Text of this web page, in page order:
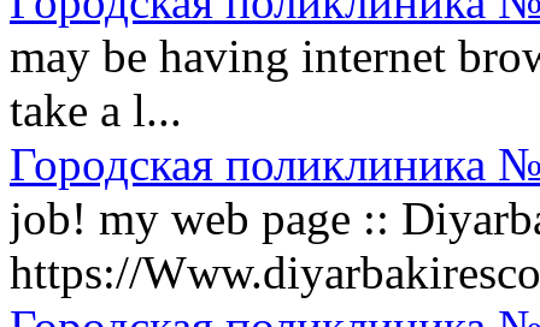
may be having internet
take a l...
Городская поликлиника
job! my web page ::
https://